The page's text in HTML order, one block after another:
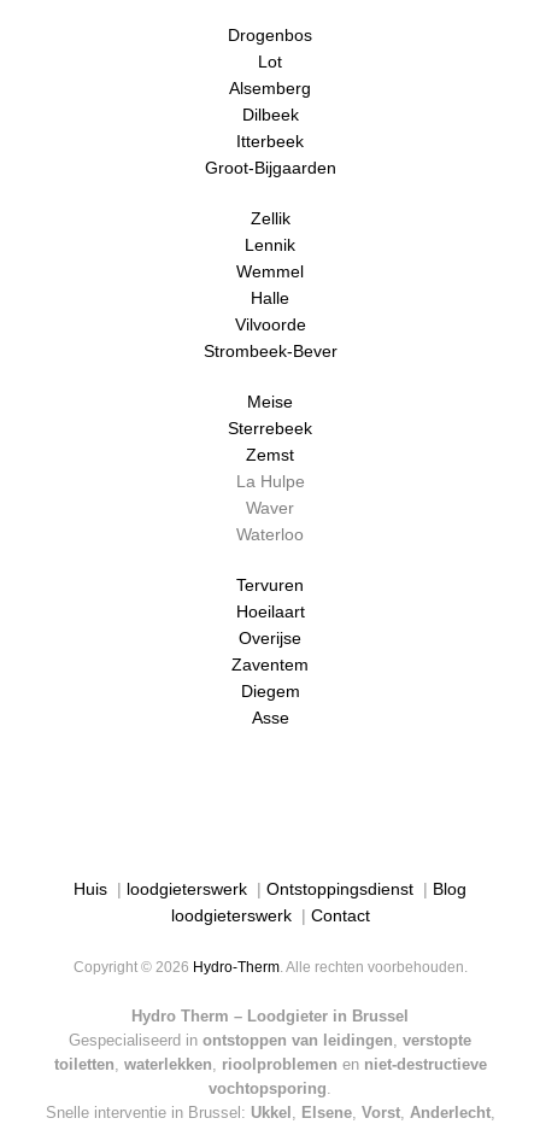
Drogenbos
Lot
Alsemberg
Dilbeek
Itterbeek
Groot-Bijgaarden
Zellik
Lennik
Wemmel
Halle
Vilvoorde
Strombeek-Bever
Meise
Sterrebeek
Zemst
La Hulpe
Waver
Waterloo
Tervuren
Hoeilaart
Overijse
Zaventem
Diegem
Asse
Huis | loodgieterswerk | Ontstoppingsdienst | Blog
loodgieterswerk| Contact
Copyright © 2026 Hydro-Therm. Alle rechten voorbehouden.
Hydro Therm – Loodgieter in Brussel
Gespecialiseerd in ontstoppen van leidingen verstopte
toiletten waterlekken rioolproblemen en niet-destructieve
vochtopsporing
Snelle interventie in Brussel: Ukkel Elsene, Vorst, Anderlecht,